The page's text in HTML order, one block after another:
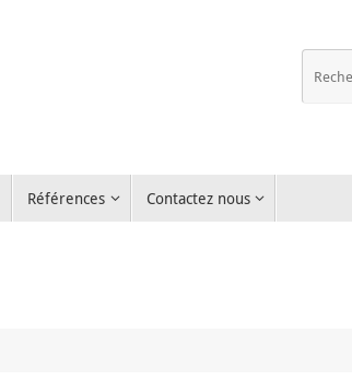
Références Contactez nous